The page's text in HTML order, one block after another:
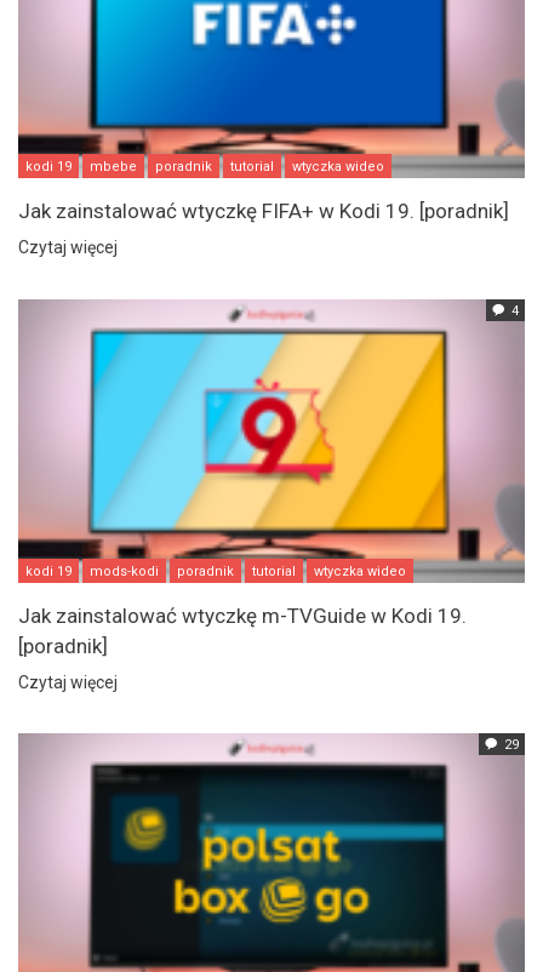
kodi 19 mbebe poradnik tutorial wtyczka wideo
Jak zainstalować wtyczkę FIFA+ w Kodi 19. [poradnik]
Czytaj więcej
4
kodi 19 mods-kodi poradnik tutorial wtyczka wideo
Jak zainstalować wtyczkę m-TVGuide w Kodi 19.
[poradnik]
Czytaj więcej
29